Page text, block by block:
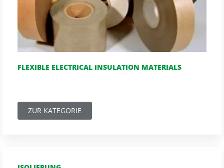
FLEXIBLE ELECTRICAL INSULATION MATERIALS
ZUR KATEGORIE